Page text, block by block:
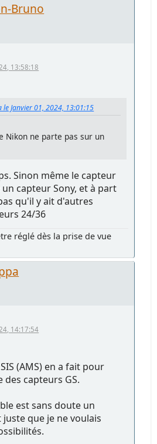
Bruno
13:58:18
le Janvier 01, 2024, 13:01:15
Nikon ne parte pas sur un
Sinon même le capteur
un capteur Sony, et à part
qu'il y ait d'autres
24/36
réglé dès la prise de vue
14:17:54
(AMS) en a fait pour
des capteurs GS.
est sans doute un
juste que je ne voulais